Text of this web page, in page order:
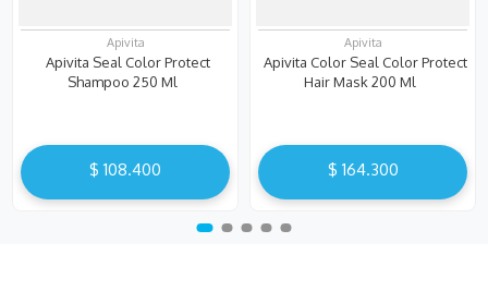
Apivita
Apivita Seal Color Protect
Shampoo 250 Ml
$ 108.400
Apivita
Apivita Color Seal Color Protect
Hair Mask 200 Ml
$ 164.300